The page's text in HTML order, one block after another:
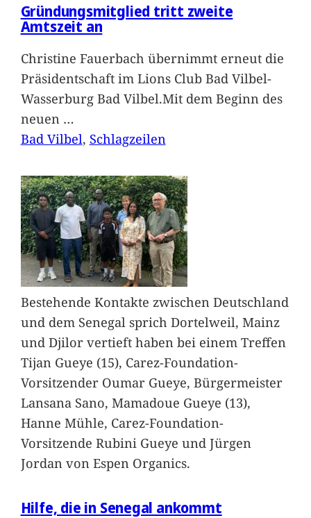
Gründungsmitglied tritt zweite
Amtszeit an
Christine Fauerbach übernimmt erneut die
Präsidentschaft im Lions Club Bad Vilbel-
Wasserburg Bad Vilbel.Mit dem Beginn des
neuen …
Bad Vilbel, Schlagzeilen
Bestehende Kontakte zwischen Deutschland
und dem Senegal sprich Dortelweil, Mainz
und Djilor vertieft haben bei einem Treffen
Tijan Gueye (15), Carez-Foundation-
Vorsitzender Oumar Gueye, Bürgermeister
Lansana Sano, Mamadoue Gueye (13),
Hanne Mühle, Carez-Foundation-
Vorsitzende Rubini Gueye und Jürgen
Jordan von Espen Organics.
Hilfe, die in Senegal ankommt